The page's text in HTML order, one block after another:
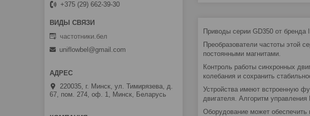
Приводы серии GD350 от бренда
Преобразователи частоты этой
постоянными магнитами.
Контроль работы синхронных
колебания и сохранить
Устройства имеют встроенную
двигателя. Алгоритм
Оборудование может
+375 (29) 662-39-30
частотники.бел
uniflowbel@gmail.com
220035, г. Минск, ул. Тимирязева, д.
67, пом. 274, оф. 1, Минск, Беларусь